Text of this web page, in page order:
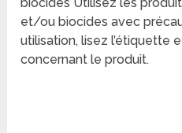
et/ou biocides avec
utilisation, lisez l’étiquette
concernant le produit.